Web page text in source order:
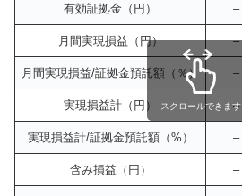
有効証拠金（円） –
月間実現損益（円） –
月間実現損益/証拠金預託額（％） –
実現損益計（円） –
実現損益計/証拠金預託額（%） –
含み損益（円） –
スクロールできます